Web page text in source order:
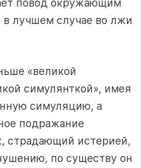
повод окружающим
в лучшем случае во лжи
«великой
симулянткой», имея
симуляцию, а
подражание
страдающий истерией,
по существу он